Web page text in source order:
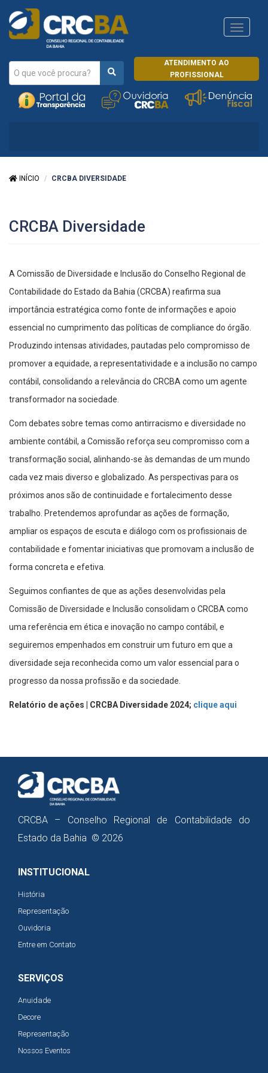
ATENDIMENTO AO
PROFISSIONAL
CRCRJ
INÍCIO CRCBA DIVERSIDADE
CRCBA Diversidade
A Comissão de Diversidade e Inclusão do Conselho Regional de
Contabilidade do Estado da Bahia (CRCBA) reafirma sua
importância estratégica como fonte de informações e apoio
essencial no cumprimento das políticas de compliance do órgão.
Produzindo intensas atividades, pautadas pelo compromisso de
promover a equidade, a representatividade e a inclusão no campo
contábil, consolidando a relevância do CRCBA como um agente
transformador na sociedade.
Com debates sobre temas como antirracismo e diversidade no
ambiente contábil, a Comissão reforça seu compromisso com a
transformação social, alinhando-se às demandas de um mundo
cada vez mais diverso e globalizado. As perspectivas para os
próximos anos são de continuidade e fortalecimento desse
trabalho. Pretendemos aprofundar as ações de formação,
ampliar os espaços de escuta e diálogo com os profissionais de
contabilidade e fomentar iniciativas que promovam a inclusão de
forma concreta e efetiva.
Seguimos confiantes de que as ações desenvolvidas pela
Comissão de Diversidade e Inclusão consolidam o CRCBA como
uma referência em ética e inovação no campo contábil, e
seguiremos empenhados em construir um futuro em que a
diversidade seja reconhecida como um valor essencial para o
progresso da nossa profissão e da sociedade.
Relatório de ações | CRCBA Diversidade 2024; clique aqui
CRCBA – Conselho Regional de Contabilidade do
Estado da Bahia © 2026
INSTITUCIONAL
História
Representação
Ouvidoria
Entre em Contato
SERVIÇOS
Anuidade
Decore
Representação
Nossos Eventos